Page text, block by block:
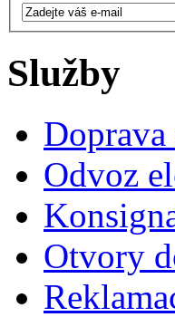
Služby
Odvoz
Otvory